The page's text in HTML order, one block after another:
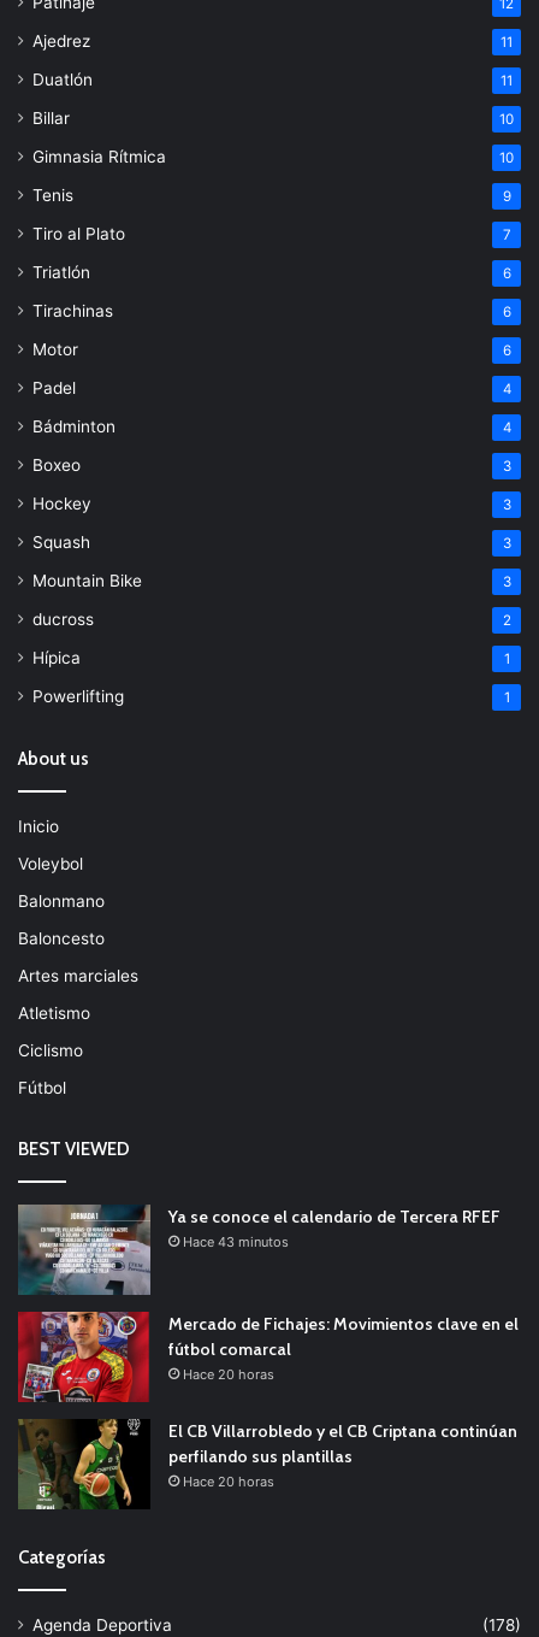
12
Ajedrez 11
Duatlón 11
Billar 10
Gimnasia Rítmica 10
Tenis 9
Tiro al Plato 7
Triatlón 6
Tirachinas 6
Motor 6
Padel 4
Bádminton 4
Boxeo 3
Hockey 3
Squash 3
Mountain Bike 3
ducross 2
Hípica 1
Powerlifting 1
About us
Inicio
Voleybol
Balonmano
Baloncesto
Artes marciales
Atletismo
Ciclismo
Fútbol
BEST VIEWED
Ya se conoce el calendario de Tercera RFEF
Hace 43 minutos
Mercado de Fichajes: Movimientos clave en el
fútbol comarcal
Hace 20 horas
El CB Villarrobledo y el CB Criptana continúan
perfilando sus plantillas
Hace 20 horas
Categorías
Agenda Deportiva
(178)